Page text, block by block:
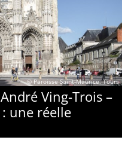
© Paroisse Saint-Maurice, Tours
Ving-Trois –
: une réelle